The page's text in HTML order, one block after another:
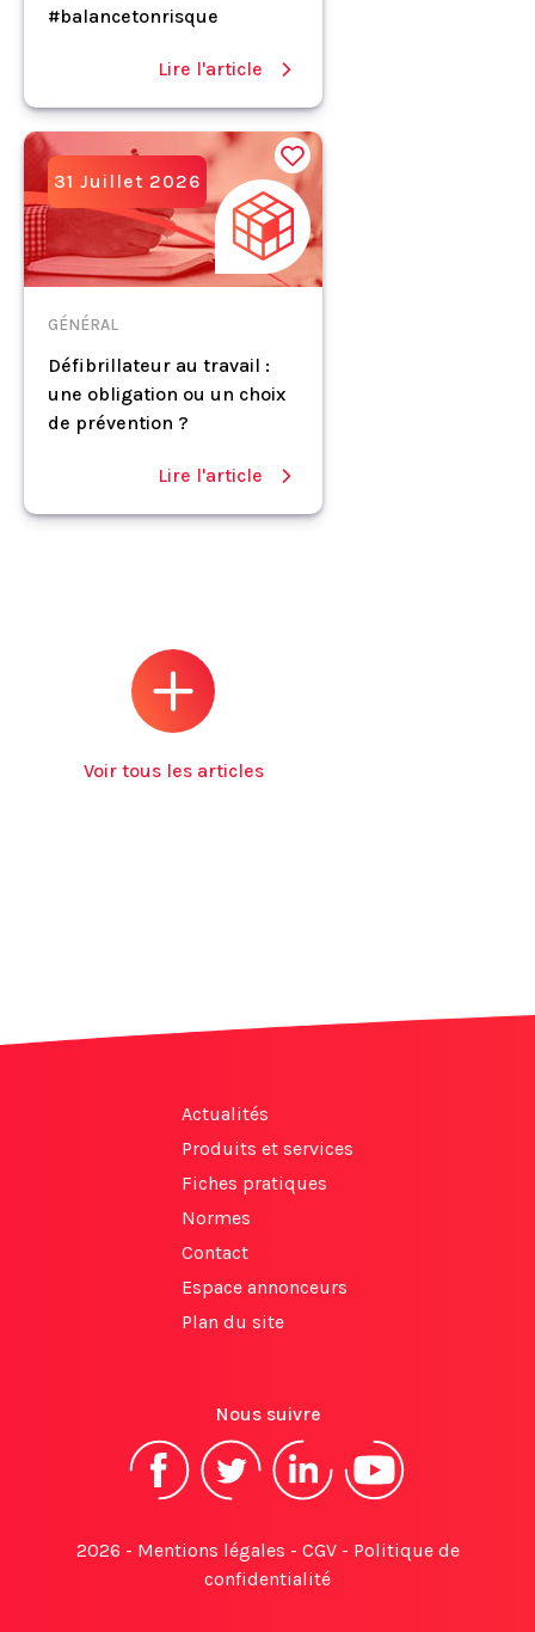
#balancetonrisque
Lire l'article
31 Juillet 2026
GÉNÉRAL
Défibrillateur au travail :
une obligation ou un choix
de prévention ?
Lire l'article
Voir tous les articles
Actualités
Produits et services
Fiches pratiques
Normes
Contact
Espace annonceurs
Plan du site
Nous suivre
2026 - Mentions légales - CGV- Politique de
confidentialité